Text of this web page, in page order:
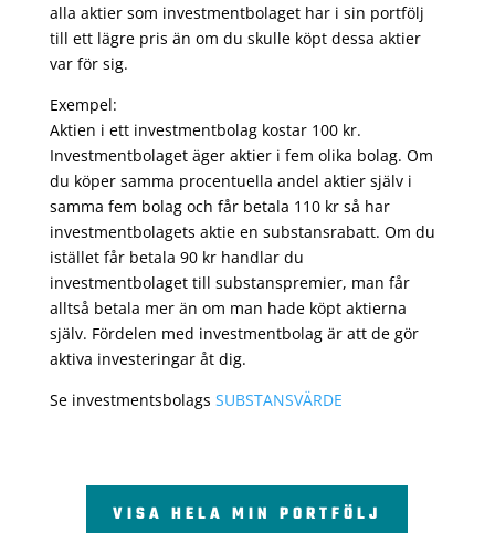
alla aktier som investmentbolaget har i sin portfölj
till ett lägre pris än om du skulle köpt dessa aktier
var för sig.
Exempel:
Aktien i ett investmentbolag kostar 100 kr.
Investmentbolaget äger aktier i fem olika bolag. Om
du köper samma procentuella andel aktier själv i
samma fem bolag och får betala 110 kr så har
investmentbolagets aktie en substansrabatt. Om du
istället får betala 90 kr handlar du
investmentbolaget till substanspremier, man får
alltså betala mer än om man hade köpt aktierna
själv. Fördelen med investmentbolag är att de gör
aktiva investeringar åt dig.
Se investmentsbolags SUBSTANSVÄRDE
VISA HELA MIN PORTFÖLJ